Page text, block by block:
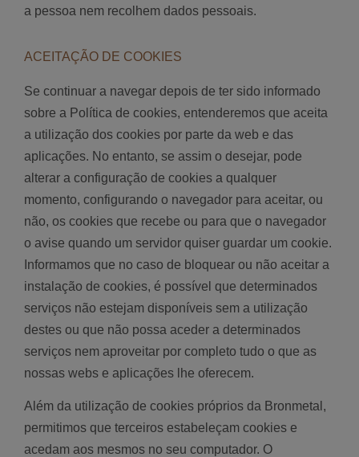
a pessoa nem recolhem dados pessoais.
ACEITAÇÃO DE COOKIES
Se continuar a navegar depois de ter sido informado
sobre a Política de cookies, entenderemos que aceita
a utilização dos cookies por parte da web e das
aplicações. No entanto, se assim o desejar, pode
alterar a configuração de cookies a qualquer
momento, configurando o navegador para aceitar, ou
não, os cookies que recebe ou para que o navegador
o avise quando um servidor quiser guardar um cookie.
Informamos que no caso de bloquear ou não aceitar a
instalação de cookies, é possível que determinados
serviços não estejam disponíveis sem a utilização
destes ou que não possa aceder a determinados
serviços nem aproveitar por completo tudo o que as
nossas webs e aplicações lhe oferecem.
Além da utilização de cookies próprios da Bronmetal,
permitimos que terceiros estabeleçam cookies e
acedam aos mesmos no seu computador. O